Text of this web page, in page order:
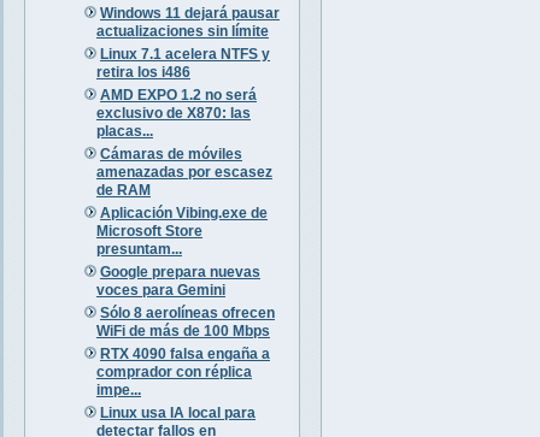
Windows 11 dejará pausar
actualizaciones sin límite
Linux 7.1 acelera NTFS y
retira los i486
AMD EXPO 1.2 no será
exclusivo de X870: las
placas...
Cámaras de móviles
amenazadas por escasez
de RAM
Aplicación Vibing.exe de
Microsoft Store
presuntam...
Google prepara nuevas
voces para Gemini
Sólo 8 aerolíneas ofrecen
WiFi de más de 100 Mbps
RTX 4090 falsa engaña a
comprador con réplica
impe...
Linux usa IA local para
detectar fallos en